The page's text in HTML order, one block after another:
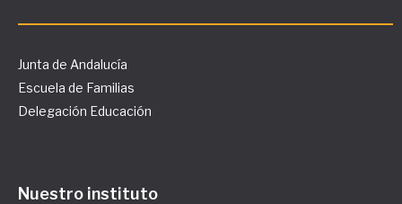
Junta de Andalucía
Escuela de Familias
Delegación Educación
Nuestro instituto